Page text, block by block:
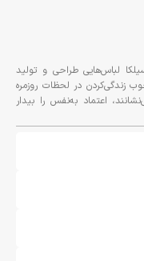
لباس‌هایی طراحی و تولید
زندگی‌کردن در لحظات روزمره
اعتماد به‌نفس را بیدار